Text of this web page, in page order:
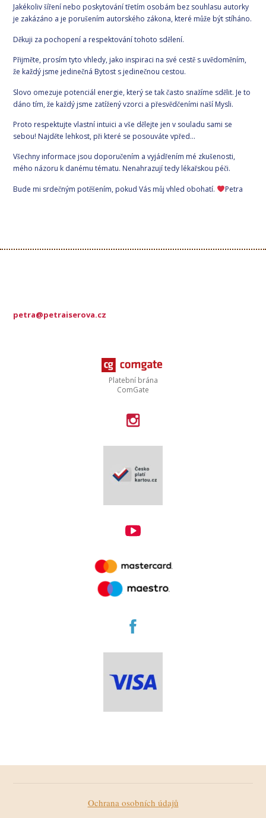
Jakékoliv šíření nebo poskytování třetím osobám bez souhlasu autorky
je zakázáno a je porušením autorského zákona, které může být stíháno.
Děkuji za pochopení a respektování tohoto sdělení.
Přijměte, prosím tyto vhledy, jako inspiraci na své cestě s uvědoměním,
že každý jsme jedinečná Bytost s jedinečnou cestou.
Slovo omezuje potenciál energie, který se tak často snažíme sdělit. Je to
dáno tím, že každý jsme zatížený vzorci a přesvědčeními naší Mysli.
Proto respektujte vlastní intuici a vše dělejte jen v souladu sami se
sebou! Najděte lehkost, při které se posouváte vpřed...
Všechny informace jsou doporučením a vyjádřením mé zkušenosti,
mého názoru k danému tématu. Nenahrazují tedy lékařskou péči.
Bude mi srdečným potěšením, pokud Vás můj vhled obohatí. Petra
petra@petraiserova.cz
Platební brána
ComGate
Ochrana osobních údajů